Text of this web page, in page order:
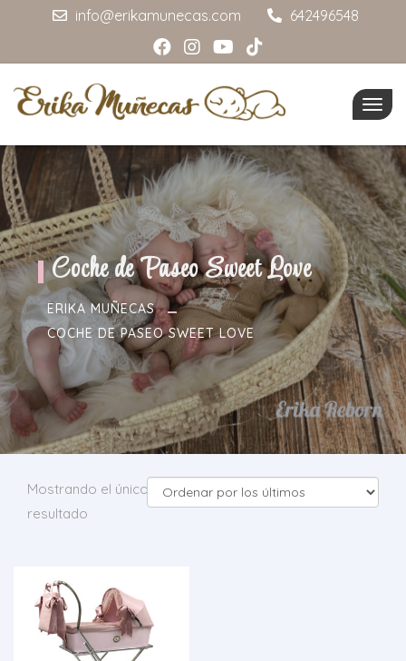
info@erikamunecas.com 642496548
Coche de Paseo Sweet Love
ERIKA MUÑECAS
COCHE DE PASEO SWEET LOVE
Mostrando el único
resultado